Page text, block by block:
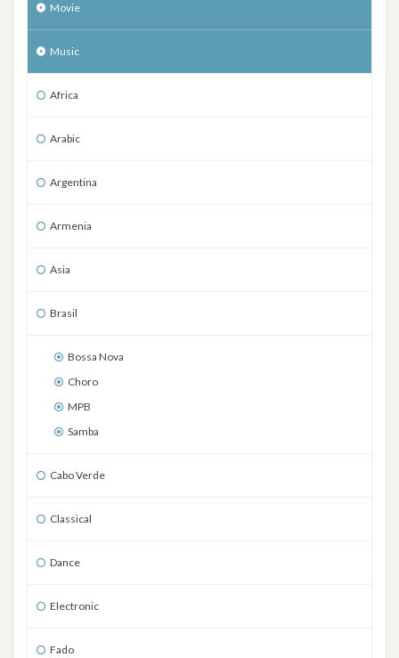
Movie
Music
Africa
Arabic
Argentina
Armenia
Asia
Brasil
Bossa Nova
Choro
MPB
Samba
Cabo Verde
Classical
Dance
Electronic
Fado